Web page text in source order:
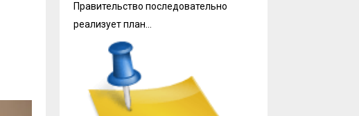
Правительство последовательно
реализует план…